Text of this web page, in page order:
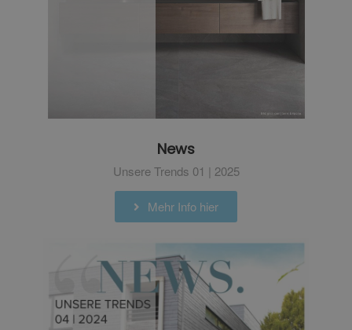
News
Unsere Trends 01 | 2025
Mehr Info hier